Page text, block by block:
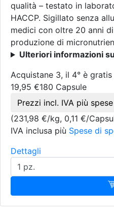
qualità – testato in
HACCP. Sigillato senza
medici con oltre 20 anni
produzione di
Ulteriori informazioni
Acquistane 3, il 4° è gratis
19,95 €180 Capsule
Prezzi incl. IVA più
(231,98 €/kg, 0,11 €/
IVA inclusa più Spese di
Dettagli